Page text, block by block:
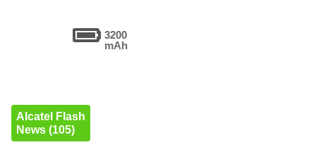
3200
mAh
Alcatel Flash
News (105)